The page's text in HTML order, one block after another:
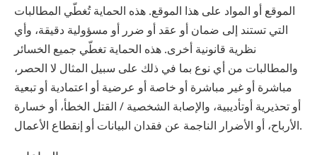
الموقع أو المواد على هذا الموقع. هذه الحماية تُغطّي المطالبات
التي تستند إلى ضمان أو عقد أو ضرر أو مسؤولية دقيقة، وأي
نظرية قانونية أخرى. هذه الحماية تغطّي جميع الخسائر
والمطالبات من أي نوع بما في ذلك على سبيل المثال لا الحصر،
مباشرة أو غير مباشرة أو خاصة أو عرضية أو اعتمادية أو تبعية
أو تحذيرية أوتأديبية، والإصابة الشخصية / القتل الخطأ، أو خسارة
الأرباح، أو الأضرار الناجمة عن فقدان البيانات أو إنقطاع الأعمال.